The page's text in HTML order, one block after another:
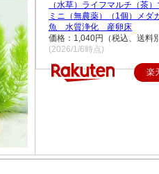
（水草）ライフマルチ（茶
ミニ（無農薬）（1個）メ
魚 水質浄化 産卵床
価格：1,040円（税込、送料
(2026/1/6時点)
楽